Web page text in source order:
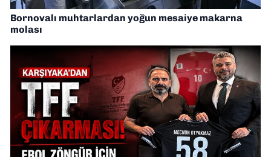
Bornovalı muhtarlardan yoğun mesaiye makarna
molası